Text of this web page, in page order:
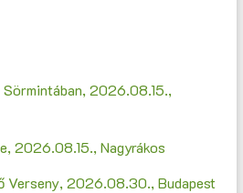
2026.08.15.,
2026.08.15., Nagyrákos
Verseny, 2026.08.30., Budapest